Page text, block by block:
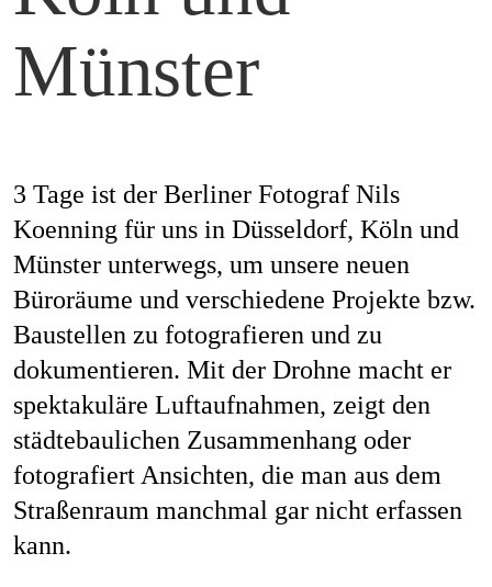
Münster
3 Tage ist der Berliner Fotograf Nils
Koenning für uns in Düsseldorf, Köln und
Münster unterwegs, um unsere neuen
Büroräume und verschiedene Projekte bzw.
Baustellen zu fotografieren und zu
dokumentieren. Mit der Drohne macht er
spektakuläre Luftaufnahmen, zeigt den
städtebaulichen Zusammenhang oder
fotografiert Ansichten, die man aus dem
Straßenraum manchmal gar nicht erfassen
kann.